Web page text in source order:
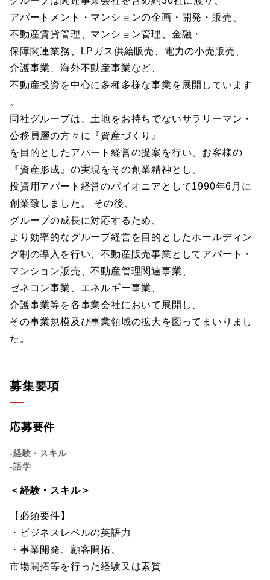
アパートメント・マンションの企画・開発・販売、
不動産賃貸管理、マンション管理、金融・
保障関連業務、LPガス供給販売、電力の小売販売、
介護事業、海外不動産事業など、
不動産投資を中心に多種多様な事業を展開しています
。
同社グループは、土地をお持ちでないサラリーマン・
公務員層の方々に『資産づくり』
を目的としたアパート経営の提案を行い、お客様の
『資産形成』の実現をその創業精神とし、
投資用アパート経営のパイオニアとして1990年6月に
創業致しました。 その後、
グループの成長に対応するため、
より効率的なグループ経営を目的としたホールディン
グ制の導入を行い、不動産販売事業としてアパート・
マンション販売、不動産管理関連事業、
ゼネコン事業、エネルギー事業、
介護事業等を各事業会社において展開し、
その事業規模及び事業領域の拡大を図ってまいりまし
た。
募集要項
応募要件
-経験・スキル
-語学
＜経験・スキル＞
【必須要件】
・ビジネスレベルの英語力
・事業開発、顧客開拓、
市場開拓等を行った経験又は素質